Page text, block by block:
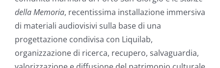
della Memoria, recentissima installazione immersiva
di materiali audiovisivi sulla base di una
progettazione condivisa con Liquilab,
organizzazione di ricerca, recupero, salvaguardia,